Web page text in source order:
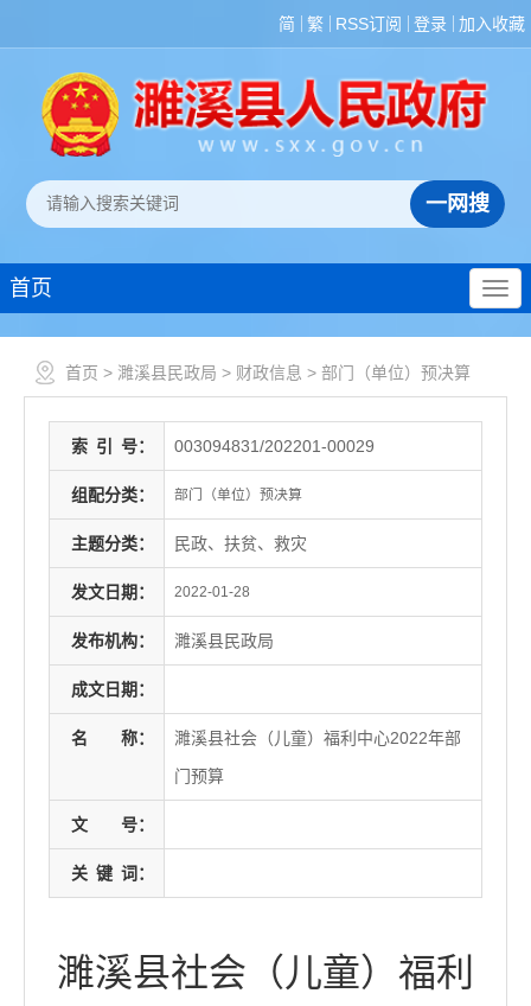
简 繁 RSS订阅 登录 加入收藏
首页
首页 > 濉溪县民政局 > 财政信息 > 部门（单位）预决算
索 引 号： 003094831/202201-00029
组配分类： 部门（单位）预决算
主题分类： 民政、扶贫、救灾
发文日期： 2022-01-28
发布机构： 濉溪县民政局
成文日期：
名 称：
濉溪县社会（儿童）福利中心2022年部
门预算
文 号：
关 键 词：
濉溪县社会（儿童）福利